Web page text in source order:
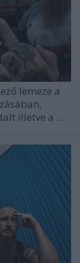
lemeze a
illetve a ...